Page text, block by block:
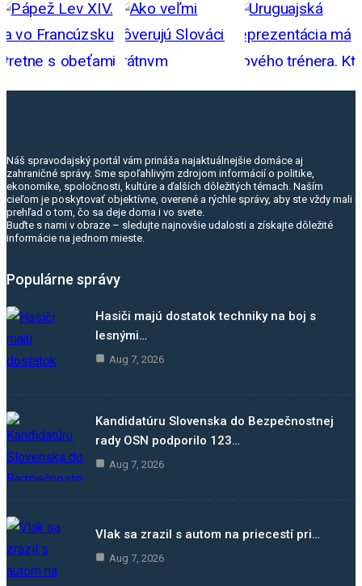
Náš spravodajský portál vám prináša najaktuálnejšie domáce aj
zahraničné správy. Sme spoľahlivým zdrojom informácií o politike,
ekonomike, spoločnosti, kultúre a ďalších dôležitých témach. Naším
cieľom je poskytovať objektívne, overené a rýchle správy, aby ste vždy mali
prehľad o tom, čo sa deje doma i vo svete.
Buďte s nami v obraze – sledujte najnovšie udalosti a získajte dôležité
informácie na jednom mieste.
Populárne správy
Hasiči majú dostatok techniky na boj s
lesnými…
Aug 7, 2026
Kandidatúru Slovenska do Bezpečnostnej
rady OSN podporilo 123…
Aug 7, 2026
Vlak sa zrazil s autom na priecestí pri…
Aug 7, 2026